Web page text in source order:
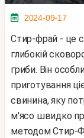
2024-09-17
Стир-фрай - це спосіб приготування страви, коли в
глибокій
гриби. Він
приготування
свинина, яку
м'ясо швидко
методом Стир-